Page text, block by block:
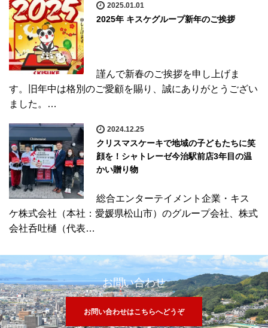
2025.01.01
2025年 キスケグループ新年のご挨拶
謹んで新春のご挨拶を申し上げま
す。旧年中は格別のご愛顧を賜り、誠にありがとうござい
ました。…
2024.12.25
クリスマスケーキで地域の子どもたちに笑
顔を！シャトレーゼ今治駅前店3年目の温
かい贈り物
総合エンターテイメント企業・キス
ケ株式会社（本社：愛媛県松山市）のグループ会社、株式
会社呑吐樋（代表…
お問い合わせ
お問い合わせはこちらへどうぞ